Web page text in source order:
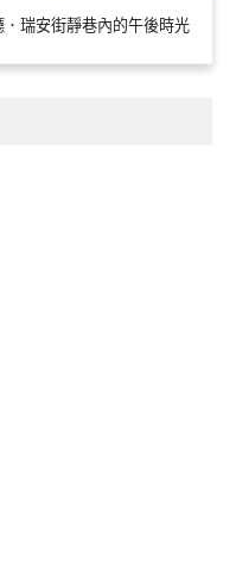
瑞安街靜巷內的午後時光